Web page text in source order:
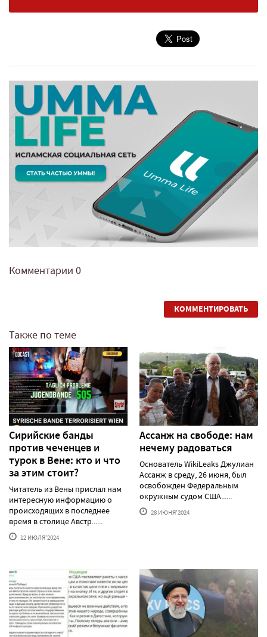
Комментарии 0
КОММЕНТИРОВАТЬ
Также по теме
Сирийские банды
против чеченцев и
турок в Вене: кто и что
за этим стоит?
Читатель из Вены прислал нам
интересную информацию о
происходящих в последнее
время в столице Австр......
12 ИЮЛЯ'2024
Ассанж на свободе: нам
нечему радоваться
Основатель WikiLeaks Джулиан
Ассанж в среду, 26 июня, был
освобожден Федеральным
окружным судом США......
28 ИЮНЯ'2024